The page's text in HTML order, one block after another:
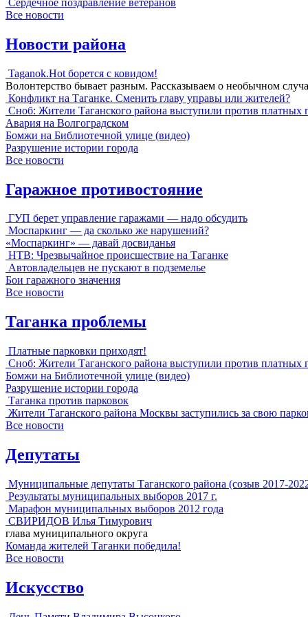
Все новости
Новости района
Taganok.Hot борется с ковидом!
Волонтерство бывает разным. Рассказываем о необычном
Конфликт на Таганке. Сменить главу управы или жителей?
Сноб: Жители Таганского района выступили против платных
Авария на Волгоградском
Бомжи на Библиотечной улице (видео)
Разрушение истории города
Все новости
Гаражное противостояние
ГУП берет управление гаражами — надо обсудить
Моспаркинг — да сколько же нарушений?
«Моспаркинг» — давай досвиданья
НТВ: Чрезвычайное происшествие на Таганке
Автовладельцев не пускают в подземелье
Бои гаражного значения
Все новости
Таганка проблемы
Платные парковки приходят!
Сноб: Жители Таганского района выступили против платных
Бомжи на Библиотечной улице (видео)
Разрушение истории города
Таганка против парковок
Жители Таганского района Москвы заступились за свою
Все новости
Депутаты
Муниципальные депутаты Таганского района (созыв 2017-
Результаты муниципальных выборов 2017 г.
Марафон муниципальных выборов 2012 года
СВИРИДОВ Илья Тимурович
глава муниципального округа
Команда жителей Таганки победила!
Все новости
Искусство